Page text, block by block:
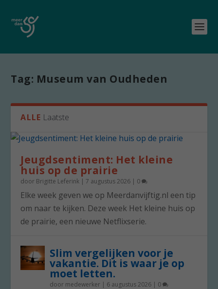
Tag: Museum van Oudheden
ALLE Laatste
Jeugdsentiment: Het kleine
huis op de prairie
door Brigitte Leferink |7 augustus 2026 | 0
Elke week geven we op Meerdanvijftig.nl een tip
om naar te kijken. Deze week Het kleine huis op
de prairie, een nieuwe Netflixserie.
Slim vergelijken voor je
vakantie. Dit is waar je op
moet letten.
door medewerker | 6 augustus 2026 | 0